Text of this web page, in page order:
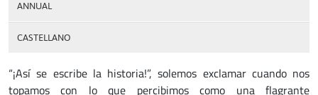
ANNUAL
CASTELLANO
“¡Así se escribe la historia!”, solemos exclamar cuando nos
topamos con lo que percibimos como una flagrante